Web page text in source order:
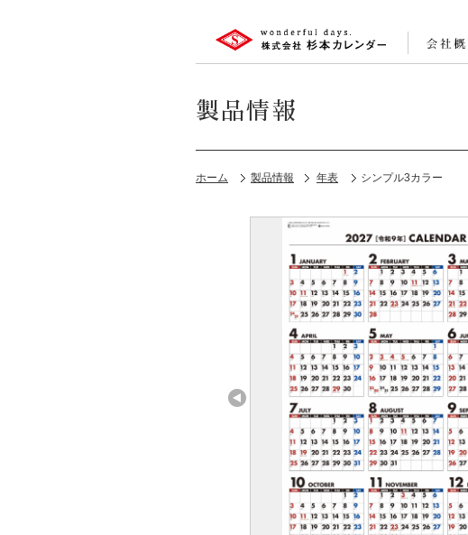
製品情報
ホーム 製品情報 年表 シンプル3カラー